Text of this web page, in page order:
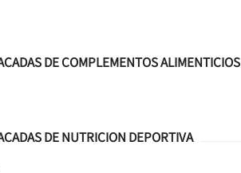
DE COMPLEMENTOS ALIMENTICIOS
DE NUTRICION DEPORTIVA